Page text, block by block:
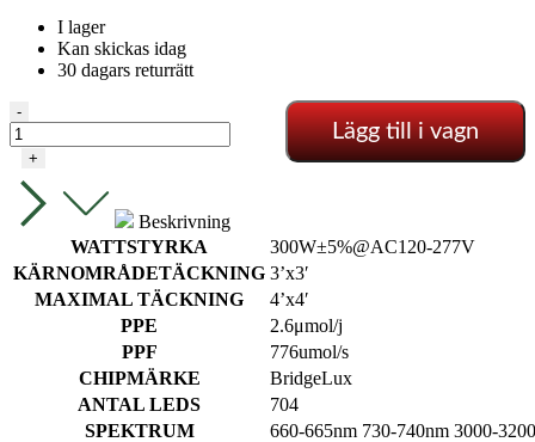
I lager
Kan skickas idag
30 dagars returrätt
Mars
Hydro
TSW2000
-
+
Lägg till i vagn
Beskrivning
WATTSTYRKA
300W±5%@AC120-277V
KÄRNOMRÅDETÄCKNING 3’x3′
MAXIMAL TÄCKNING
4’x4′
PPE
2.6μmol/j
PPF
776umol/s
CHIPMÄRKE
BridgeLux
ANTAL LEDS
704
SPEKTRUM
660-665nm 730-740nm 3000-